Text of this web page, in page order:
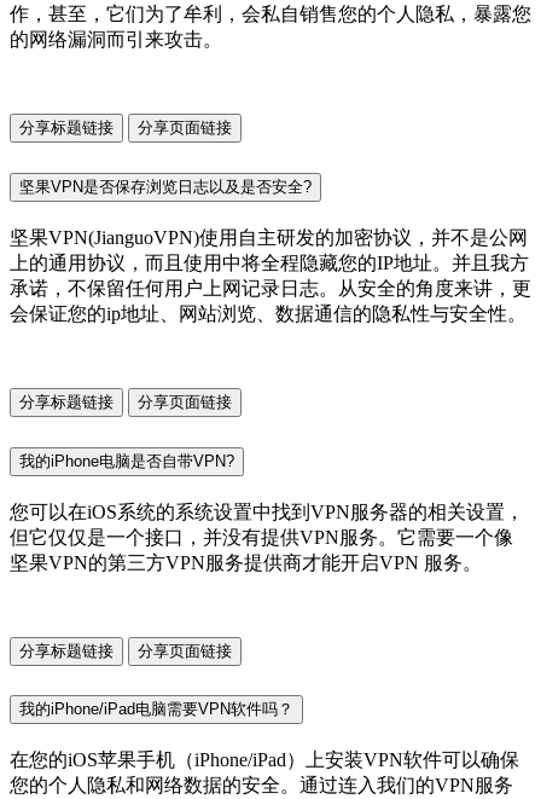
作，甚至，它们为了牟利，会私自销售您的个人隐私，暴露您
的网络漏洞而引来攻击。
分享标题链接 分享页面链接
坚果VPN是否保存浏览日志以及是否安全?
坚果VPN(JianguoVPN)使用自主研发的加密协议，并不是公网
上的通用协议，而且使用中将全程隐藏您的IP地址。并且我方
承诺，不保留任何用户上网记录日志。从安全的角度来讲，更
会保证您的ip地址、网站浏览、数据通信的隐私性与安全性。
分享标题链接 分享页面链接
我的iPhone电脑是否自带VPN?
您可以在iOS系统的系统设置中找到VPN服务器的相关设置，
但它仅仅是一个接口，并没有提供VPN服务。它需要一个像
坚果VPN的第三方VPN服务提供商才能开启VPN 服务。
分享标题链接 分享页面链接
我的iPhone/iPad电脑需要VPN软件吗？
在您的iOS苹果手机（iPhone/iPad）上安装VPN软件可以确保
您的个人隐私和网络数据的安全。通过连入我们的VPN服务